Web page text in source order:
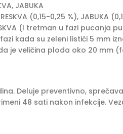
JABUKA
(0,15-0,25 %), JABUKA
(I tretman u fazi
kada su zeleni listići 5 mm
je veličina ploda oko 20 mm
Deluje preventivno,
48 sati nakon infekcije.